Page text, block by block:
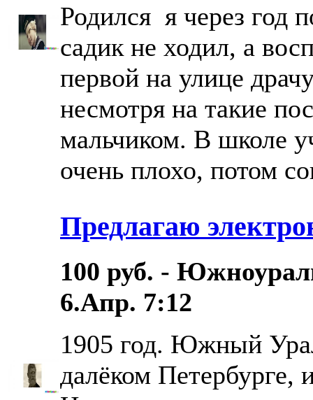
Родился я через год
садик не ходил, а
первой на улице
несмотря на такие
мальчиком. В школе
очень плохо, потом
Предлагаю
100 руб. -
6.Апр. 7:12
1905 год. Южный
далёком Петербурге,